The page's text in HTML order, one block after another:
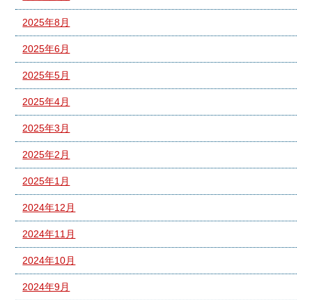
2025年8月
2025年6月
2025年5月
2025年4月
2025年3月
2025年2月
2025年1月
2024年12月
2024年11月
2024年10月
2024年9月